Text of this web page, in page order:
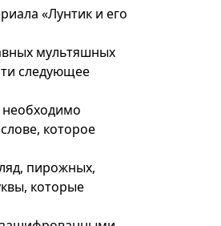
«Лунтик и его
мультяшных
следующее
которое
пирожных,
которые